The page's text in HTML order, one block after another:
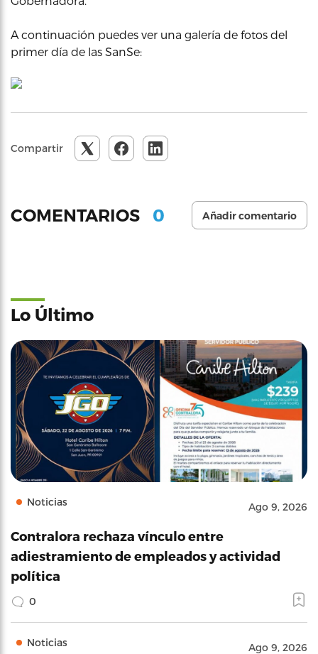
A continuación puedes ver una galería de fotos del
primer día de las SanSe:
Compartir
COMENTARIOS 0 Añadir comentario
Lo Último
Noticias Ago 9, 2026
Contralora rechaza vínculo entre
adiestramiento de empleados y actividad
política
0
Noticias Ago 9, 2026